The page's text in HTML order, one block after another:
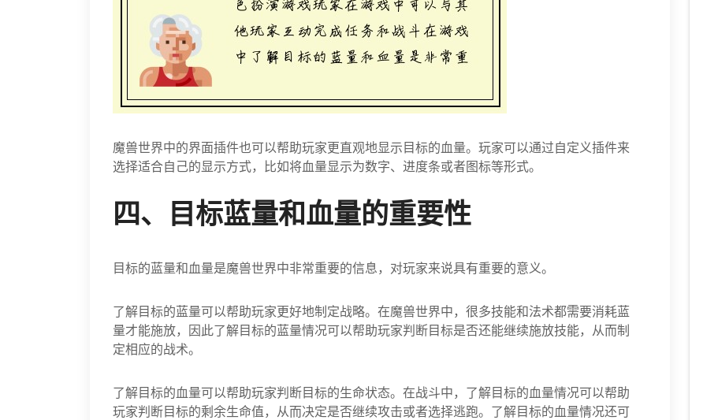
魔兽世界中的界面插件也可以帮助玩家更直观地显示目标的血量。玩家可以通过自定义插件来
选择适合自己的显示方式，比如将血量显示为数字、进度条或者图标等形式。
四、目标蓝量和血量的重要性
目标的蓝量和血量是魔兽世界中非常重要的信息，对玩家来说具有重要的意义。
了解目标的蓝量可以帮助玩家更好地制定战略。在魔兽世界中，很多技能和法术都需要消耗蓝
量才能施放，因此了解目标的蓝量情况可以帮助玩家判断目标是否还能继续施放技能，从而制
定相应的战术。
了解目标的血量可以帮助玩家判断目标的生命状态。在战斗中，了解目标的血量情况可以帮助
玩家判断目标的剩余生命值，从而决定是否继续攻击或者选择逃跑。了解目标的血量情况还可